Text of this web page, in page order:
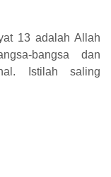
13 adalah Allah
bangsa dan
Istilah saling